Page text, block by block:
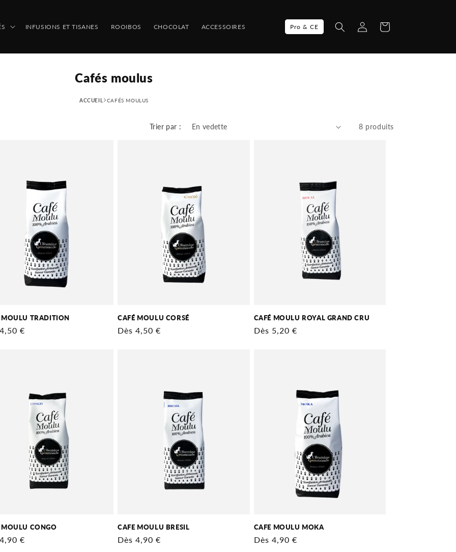
INFUSIONS ET TISANES ROOIBOS CHOCOLAT ACCESSOIRES Pro & CE Connexion Panier
Cafés moulus
ACCUEIL CAFÉS MOULUS
Trier par : 8 produits
MOULU TRADITION
€
CAFÉ MOULU CORSÉ
Prix
Dès 4,50 €
CAFÉ MOULU ROYAL GRAND CRU
Prix
Dès 5,20 €
MOULU CONGO
€
CAFE MOULU BRESIL
Prix
Dès 4,90 €
CAFE MOULU MOKA
Prix
Dès 4,90 €